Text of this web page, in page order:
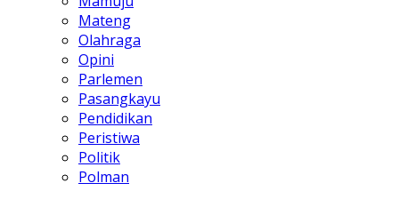
Mateng
Olahraga
Opini
Parlemen
Pasangkayu
Pendidikan
Peristiwa
Politik
Polman